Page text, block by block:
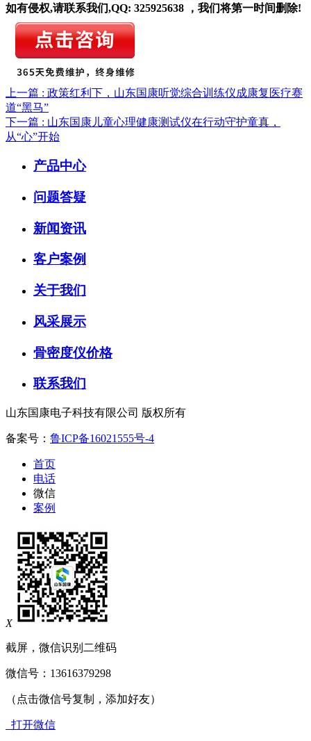
如有侵权,请联系我们,QQ: 325925638 ，我们将第一时间删除!
上一篇 : 政策红利下，山东国康听觉综合训练仪成康复医疗赛
道“黑马”
下一篇 : 山东国康儿童心理健康测试仪在行动守护童真，
从“心”开始
产品中心
问题答疑
新闻资讯
客户案例
关于我们
风采展示
骨密度仪价格
联系我们
山东国康电子科技有限公司 版权所有
备案号： 鲁ICP备16021555号-4
首页
电话
微信
案例
X
截屏，微信识别二维码
微信号： 13616379298
（点击微信号复制，添加好友）
打开微信